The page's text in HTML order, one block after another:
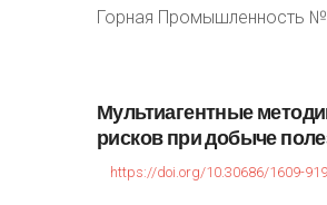
Горная Промышленность
Мультиагентные
рисковпридобыче
https://doi.org/10.30686/1609-